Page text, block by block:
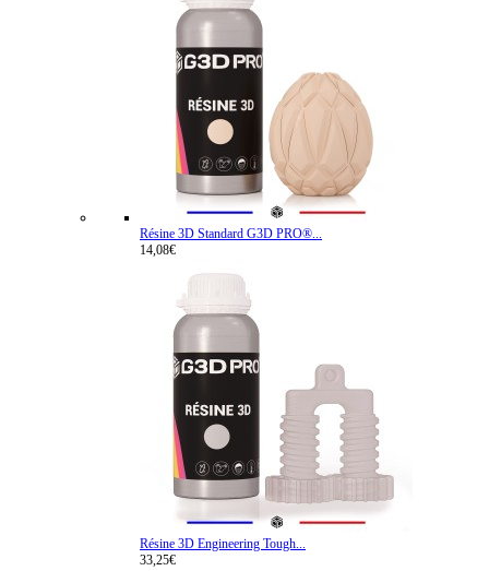
Résine 3D Standard G3D PRO®...
14,08€
Résine 3D Engineering Tough...
33,25€